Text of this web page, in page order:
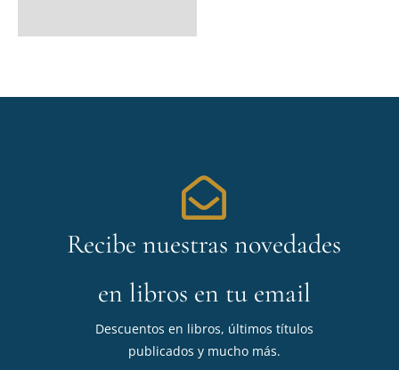
Recibe nuestras novedades
en libros en tu email
Descuentos en libros, últimos títulos
publicados y mucho más.